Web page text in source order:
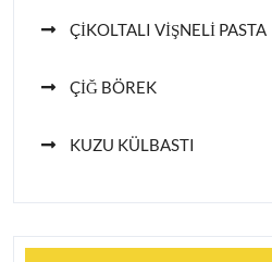
ÇİKOLTALI VİŞNELİ PASTA
ÇİĞ BÖREK
KUZU KÜLBASTI